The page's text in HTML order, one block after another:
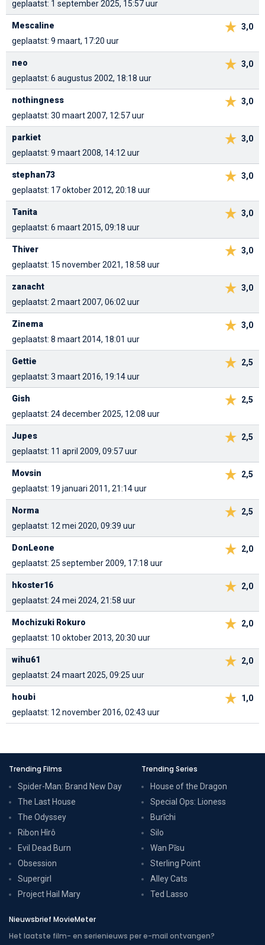
geplaatst: 1 september 2025, 15:57 uur
3,0
Mescaline
geplaatst: 9 maart, 17:20 uur
3,0
neo
geplaatst: 6 augustus 2002, 18:18 uur
3,0
nothingness
geplaatst: 30 maart 2007, 12:57 uur
3,0
parkiet
geplaatst: 9 maart 2008, 14:12 uur
3,0
stephan73
geplaatst: 17 oktober 2012, 20:18 uur
3,0
Tanita
geplaatst: 6 maart 2015, 09:18 uur
3,0
Thiver
geplaatst: 15 november 2021, 18:58 uur
3,0
zanacht
geplaatst: 2 maart 2007, 06:02 uur
3,0
Zinema
geplaatst: 8 maart 2014, 18:01 uur
2,5
Gettie
geplaatst: 3 maart 2016, 19:14 uur
2,5
Gish
geplaatst: 24 december 2025, 12:08 uur
2,5
Jupes
geplaatst: 11 april 2009, 09:57 uur
2,5
Movsin
geplaatst: 19 januari 2011, 21:14 uur
2,5
Norma
geplaatst: 12 mei 2020, 09:39 uur
2,0
DonLeone
geplaatst: 25 september 2009, 17:18 uur
2,0
hkoster16
geplaatst: 24 mei 2024, 21:58 uur
2,0
Mochizuki Rokuro
geplaatst: 10 oktober 2013, 20:30 uur
2,0
wihu61
geplaatst: 24 maart 2025, 09:25 uur
1,0
houbi
geplaatst: 12 november 2016, 02:43 uur
Trending Films
Spider-Man: Brand New Day
The Last House
The Odyssey
Ribon Hîrô
Evil Dead Burn
Obsession
Supergirl
Project Hail Mary
Trending Series
House of the Dragon
Special Ops: Lioness
Burīchi
Silo
Wan Pīsu
Sterling Point
Alley Cats
Ted Lasso
Nieuwsbrief MovieMeter
Het laatste film- en serienieuws per e-mail ontvangen?